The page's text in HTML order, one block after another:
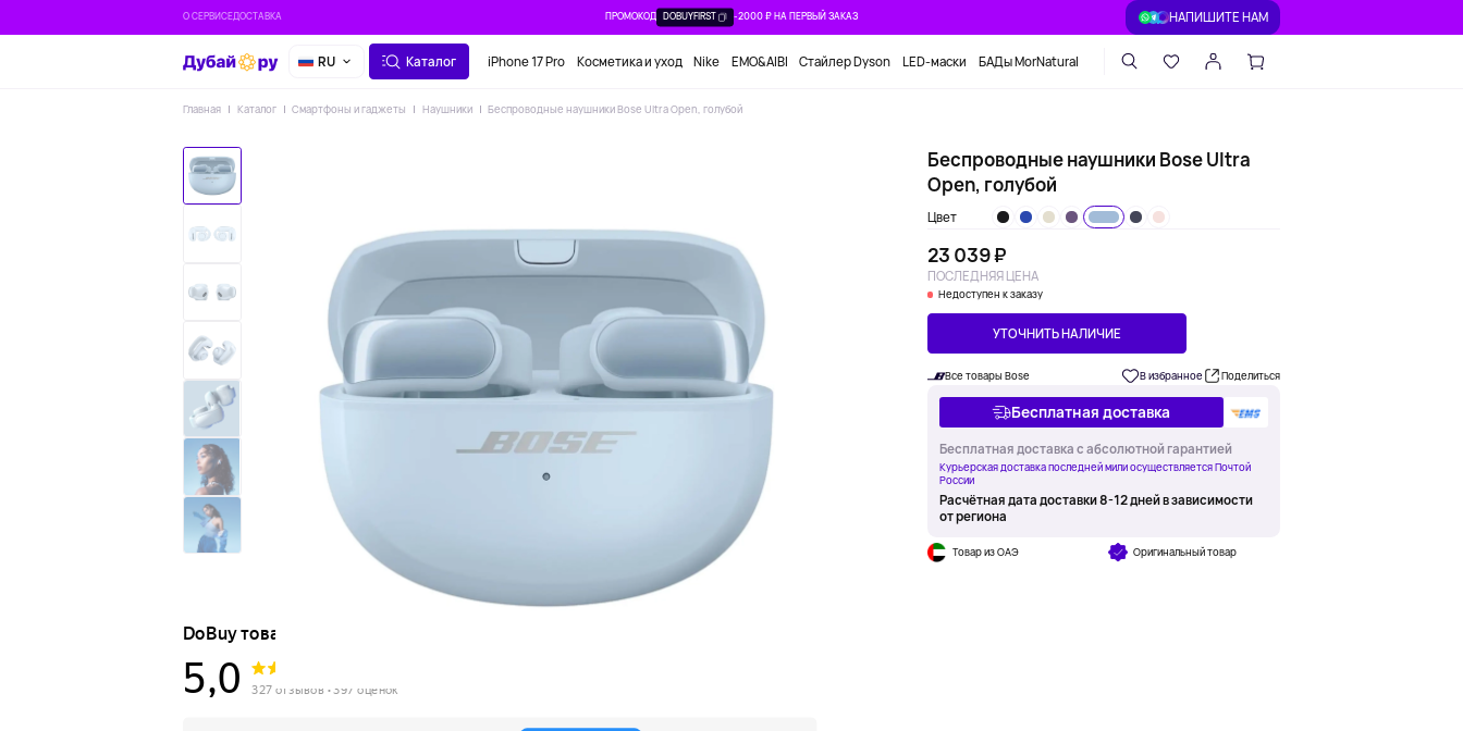
О СЕРВИСЕДОСТАВКА ПРОМОКОД DOBUYFIRST -2000 ₽ НА ПЕРВЫЙ ЗАКАЗ НАПИШИТЕ НАМ
RU Каталог iPhone 17 Pro Косметика и уход Nike EMO&AIBI Стайлер Dyson LED-маски БАДы MorNatural
Главная Каталог Смартфоны и гаджеты Наушники Беспроводные наушники Bose Ultra Open, голубой
Беспроводные наушники Bose Ultra
Open, голубой
Цвет
23 039 ₽
ПОСЛЕДНЯЯ ЦЕНА
Недоступен к заказу
УТОЧНИТЬ НАЛИЧИЕ
Все товары Bose В избранное Поделиться
Бесплатная доставка
Бесплатная доставка с абсолютной гарантией
Курьерская доставка последней мили осуществляется Почтой
России
Расчётная дата доставки 8-12 дней в зависимости
от региона
Товар из ОАЭ Оригинальный товар